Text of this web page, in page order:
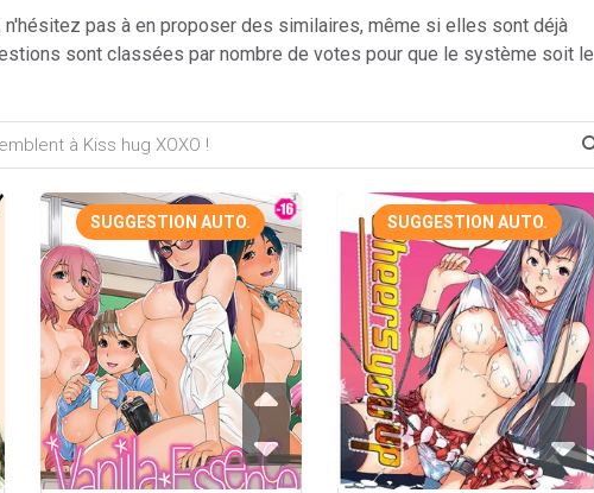
pas à en proposer des similaires, même si elles sont déjà
sont classées par nombre de votes pour que le système soit le
SUGGESTION AUTO. SUGGESTION AUTO.